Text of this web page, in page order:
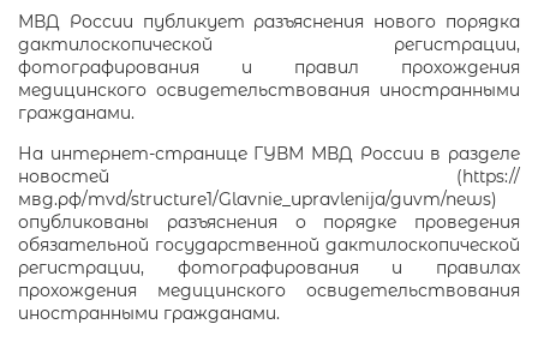
МВД России публикует разъяснения нового порядка
дактилоскопической регистрации,
фотографирования и правил прохождения
медицинского освидетельствования иностранными
гражданами.
На интернет-странице ГУВМ МВД России в разделе
новостей (https://
мвд.рф/mvd/structure1/Glavnie_upravlenija/guvm/news)
опубликованы разъяснения о порядке проведения
обязательной государственной дактилоскопической
регистрации, фотографирования и правилах
прохождения медицинского освидетельствования
иностранными гражданами.